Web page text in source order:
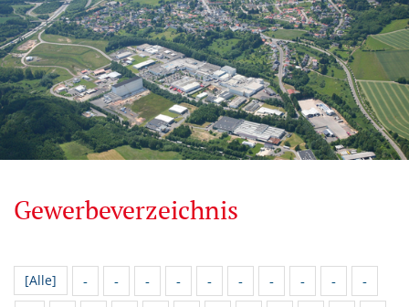
Gewerbeverzeichnis
[Alle] - - - - - - - - -
-